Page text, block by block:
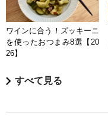
ワインに合う！ズッキーニ
を使ったおつまみ8選【20
26】
すべて見る